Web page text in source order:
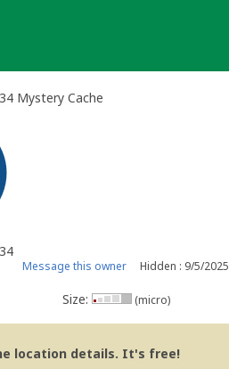
Mystery Cache
Message this owner Hidden : 9/5/2025
Size: (micro)
location details. It's free!